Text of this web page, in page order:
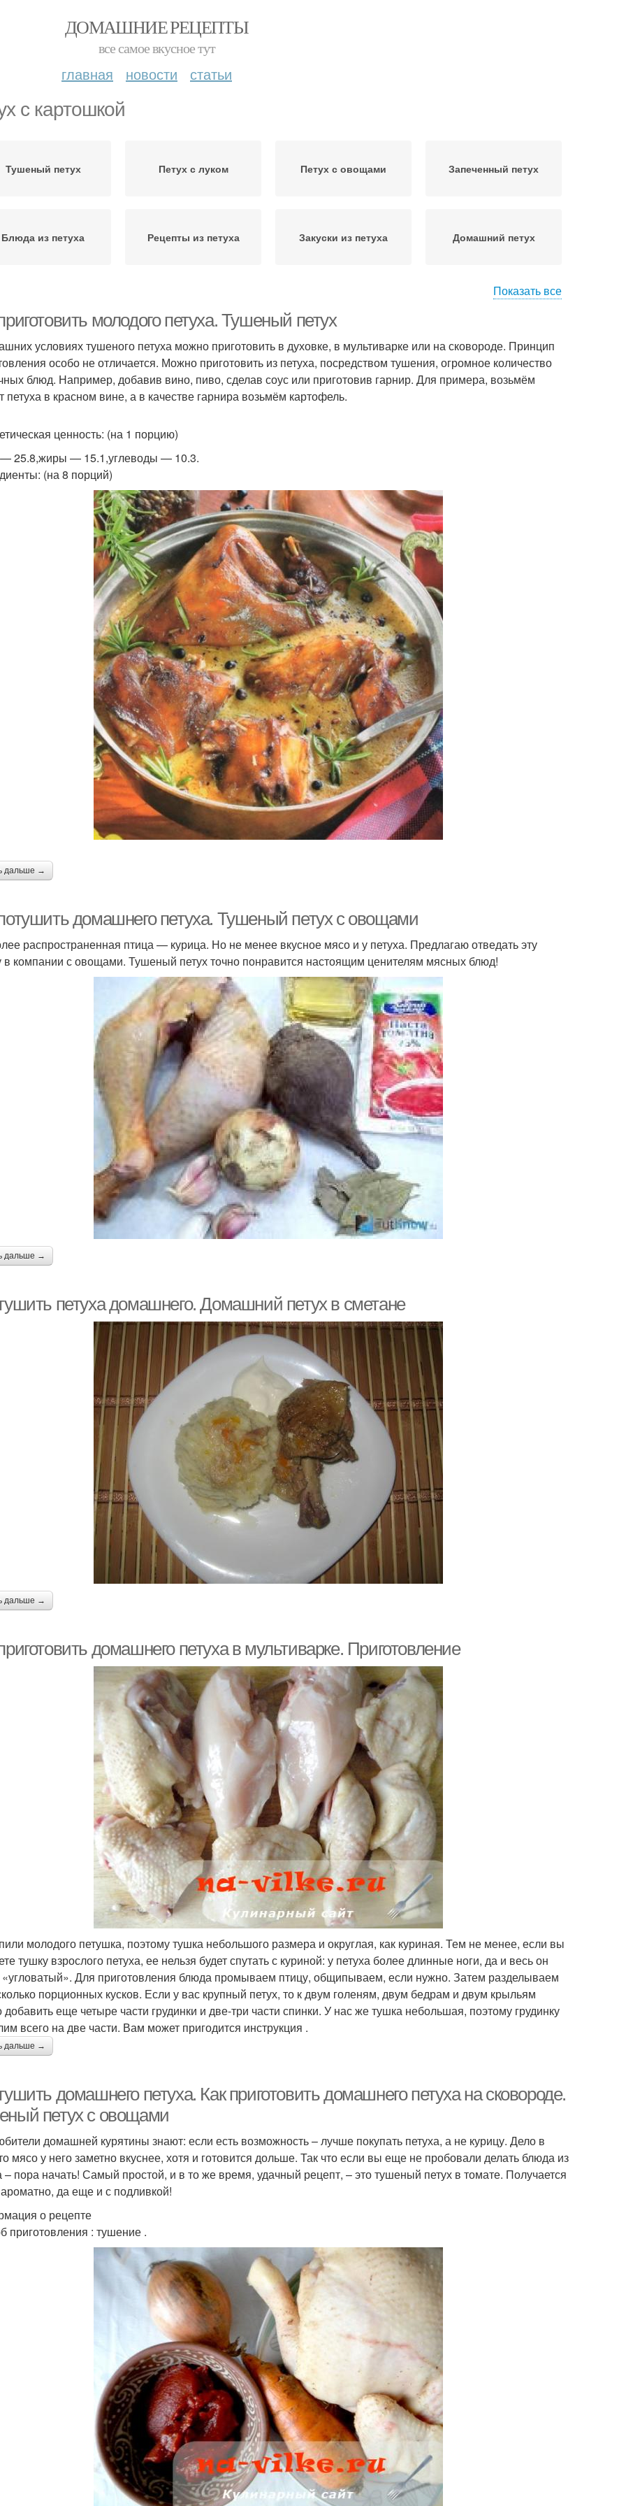
ДОМАШНИЕ РЕЦЕПТЫ
все самое вкусное тут
главная новости статьи
с картошкой
Тушеный петух Петух с луком Петух с овощами Запеченный петух
Блюда из петуха Рецепты из петуха Закуски из петуха Домашний петух
Блюда из домашнего
на сковороде Шурпа из петуха Петух в духовке Фаршированный петух
Показать все
молодого петуха. Тушеный петух
условиях тушеного петуха можно приготовить в духовке, в мультиварке или на сковороде. Принцип
особо не отличается. Можно приготовить из петуха, посредством тушения, огромное количество
блюд. Например, добавив вино, пиво, сделав соус или приготовив гарнир. Для примера, возьмём
петуха в красном вине, а в качестве гарнира возьмём картофель.
ценность: (на 1 порцию)
— 25.8,жиры — 15.1,углеводы — 10.3.
(на 8 порций)
дальше →
домашнего петуха. Тушеный петух с овощами
распространенная птица — курица. Но не менее вкусное мясо и у петуха. Предлагаю отведать эту
в компании с овощами. Тушеный петух точно понравится настоящим ценителям мясных блюд!
дальше →
петуха домашнего. Домашний петух в сметане
дальше →
домашнего петуха в мультиварке. Приготовление
молодого петушка, поэтому тушка небольшого размера и округлая, как куриная. Тем не менее, если вы
тушку взрослого петуха, ее нельзя будет спутать с куриной: у петуха более длинные ноги, да и весь он
Для приготовления блюда промываем птицу, общипываем, если нужно. Затем разделываем
порционных кусков. Если у вас крупный петух, то к двум голеням, двум бедрам и двум крыльям
еще четыре части грудинки и две-три части спинки. У нас же тушка небольшая, поэтому грудинку
всего на две части. Вам может пригодится инструкция .
дальше →
домашнего петуха. Как приготовить домашнего петуха на сковороде.
петух с овощами
домашней курятины знают: если есть возможность – лучше покупать петуха, а не курицу. Дело в
мясо у него заметно вкуснее, хотя и готовится дольше. Так что если вы еще не пробовали делать блюда из
– пора начать! Самый простой, и в то же время, удачный рецепт, – это тушеный петух в томате. Получается
да еще и с подливкой!
о рецепте
приготовления : тушение .